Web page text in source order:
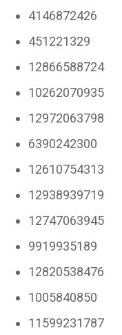
4146872426
451221329
12866588724
10262070935
12972063798
6390242300
12610754313
12938939719
12747063945
9919935189
12820538476
1005840850
11599231787